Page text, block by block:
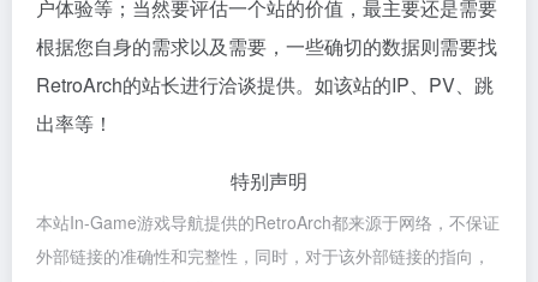
户体验等；当然要评估一个站的价值，最主要还是需要
根据您自身的需求以及需要，一些确切的数据则需要找
RetroArch的站长进行洽谈提供。如该站的IP、PV、跳
出率等！
特别声明
本站In-Game游戏导航提供的RetroArch都来源于网络，不保证
外部链接的准确性和完整性，同时，对于该外部链接的指向，